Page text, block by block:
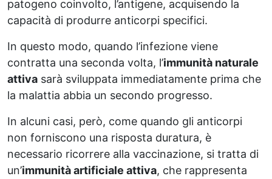
patogeno coinvolto, l’antigene, acquisendo la
capacità di produrre anticorpi specifici.
In questo modo, quando l’infezione viene
contratta una seconda volta, l’immunità naturale
attiva sarà sviluppata immediatamente prima che
la malattia abbia un secondo progresso.
In alcuni casi, però, come quando gli anticorpi
non forniscono una risposta duratura, è
necessario ricorrere alla vaccinazione, si tratta di
un’immunità artificiale attiva, che rappresenta